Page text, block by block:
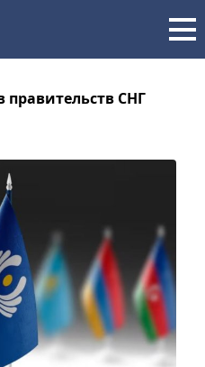
правительств СНГ